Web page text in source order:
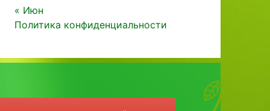
« Июн
Политика конфиденциальности